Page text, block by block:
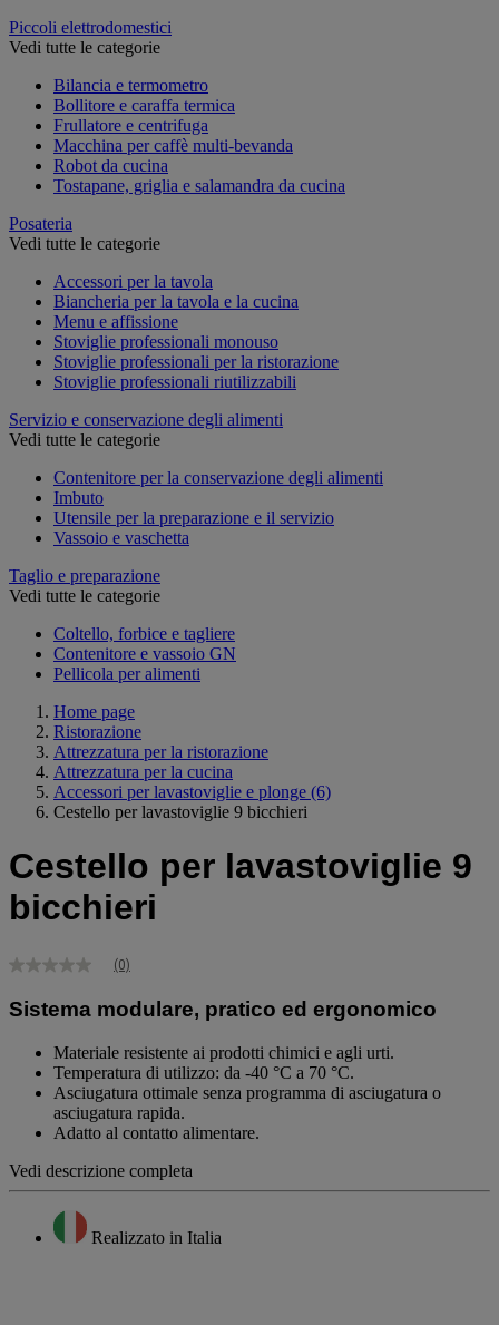
Piccoli elettrodomestici
Vedi tutte le categorie
Bilancia e termometro
Bollitore e caraffa termica
Frullatore e centrifuga
Macchina per caffè multi-bevanda
Robot da cucina
Tostapane, griglia e salamandra da cucina
Posateria
Vedi tutte le categorie
Accessori per la tavola
Biancheria per la tavola e la cucina
Menu e affissione
Stoviglie professionali monouso
Stoviglie professionali per la ristorazione
Stoviglie professionali riutilizzabili
Servizio e conservazione degli alimenti
Vedi tutte le categorie
Contenitore per la conservazione degli alimenti
Imbuto
Utensile per la preparazione e il servizio
Vassoio e vaschetta
Taglio e preparazione
Vedi tutte le categorie
Coltello, forbice e tagliere
Contenitore e vassoio GN
Pellicola per alimenti
Home page
Ristorazione
Attrezzatura per la ristorazione
Attrezzatura per la cucina
Accessori per lavastoviglie e plonge (6)
Cestello per lavastoviglie 9 bicchieri
Cestello per lavastoviglie 9
bicchieri
Nessuna
Stesso
pagina.
(0)
Sistema modulare, pratico ed ergonomico
Materiale resistente ai prodotti chimici e agli urti.
Temperatura di utilizzo: da -40 °C a 70 °C.
Asciugatura ottimale senza programma di asciugatura o
asciugatura rapida.
Adatto al contatto alimentare.
Vedi descrizione completa
Realizzato in Italia